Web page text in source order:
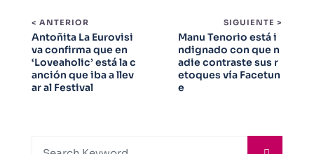
< ANTERIOR
Antoñita La Eurovisi
va confirma que en
‘Loveaholic’ está la c
anción que iba a llev
ar al Festival
SIGUIENTE >
Manu Tenorio está i
ndignado con que n
adie contraste sus r
etoques vía Facetun
e